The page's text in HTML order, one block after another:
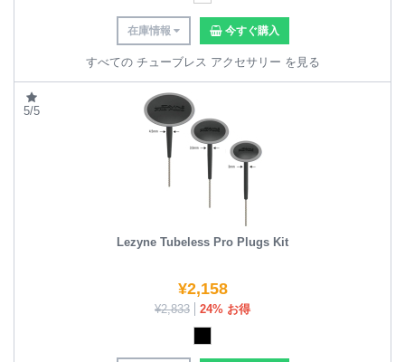
在庫情報 今すぐ購入
すべての チューブレス アクセサリー を見る
5/5
Lezyne Tubeless Pro Plugs Kit
¥2,158
¥2,833 24% お得